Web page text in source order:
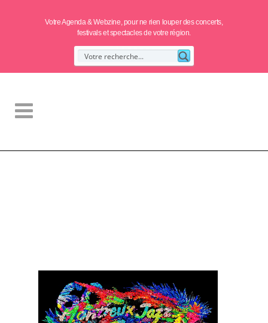
Votre Agenda & Webzine, pour ne rien louper des concerts,
festivals et spectacles de votre région.